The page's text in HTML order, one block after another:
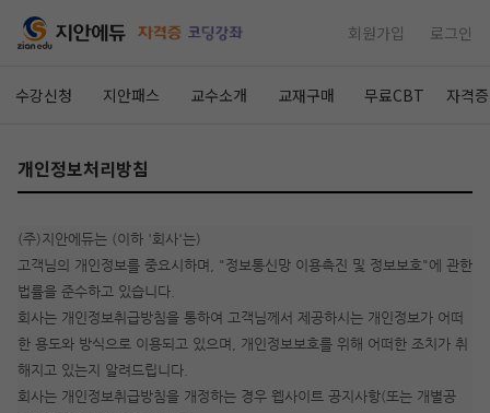
회원가입 로그인
수강신청 지안패스 교수소개 교재구매 무료CBT 자격
개인정보처리방침
(주)지안에듀는 (이하 '회사'는)
고객님의 개인정보를 중요시하며, "정보통신망 이용촉진 및 정보보호"에 관한
법률을 준수하고 있습니다.
회사는 개인정보취급방침을 통하여 고객님께서 제공하시는 개인정보가 어떠
한 용도와 방식으로 이용되고 있으며, 개인정보보호를 위해 어떠한 조치가 취
해지고 있는지 알려드립니다.
회사는 개인정보취급방침을 개정하는 경우 웹사이트 공지사항(또는 개별공